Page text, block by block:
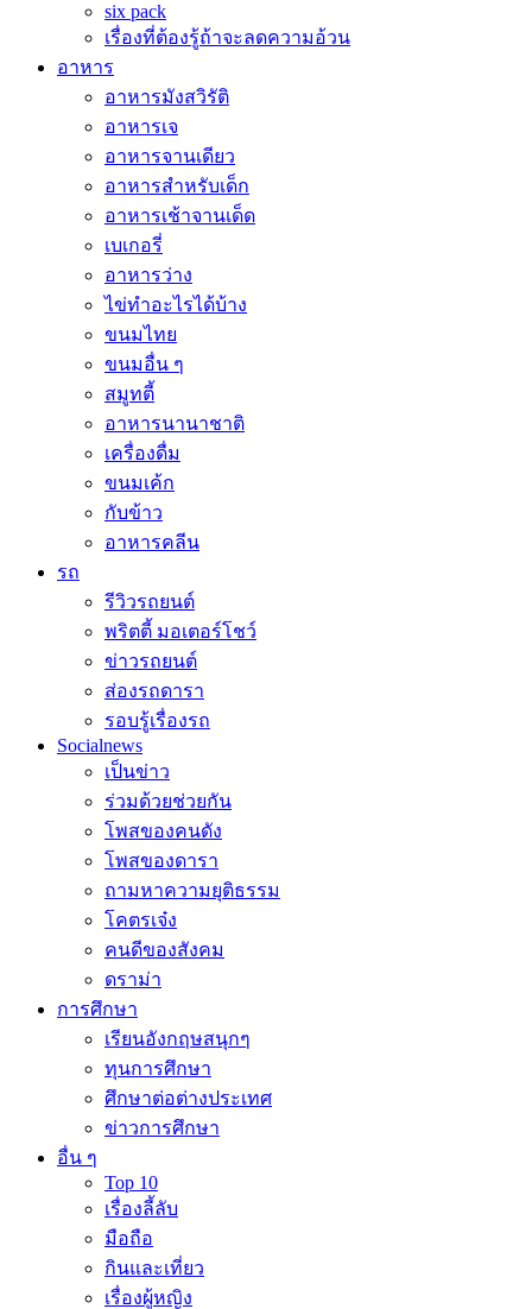
six pack
เรื่องที่ต้องรู้ถ้าจะลดความอ้วน
อาหาร
อาหารมังสวิรัติ
อาหารเจ
อาหารจานเดียว
อาหารสำหรับเด็ก
อาหารเช้าจานเด็ด
เบเกอรี่
อาหารว่าง
ไข่ทำอะไรได้บ้าง
ขนมไทย
ขนมอื่น ๆ
สมูทตี้
อาหารนานาชาติ
เครื่องดื่ม
ขนมเค้ก
กับข้าว
อาหารคลีน
รถ
รีวิวรถยนต์
พริตตี้ มอเตอร์โชว์
ข่าวรถยนต์
ส่องรถดารา
รอบรู้เรื่องรถ
Socialnews
เป็นข่าว
ร่วมด้วยช่วยกัน
โพสของคนดัง
โพสของดารา
ถามหาความยุติธรรม
โคตรเจ๋ง
คนดีของสังคม
ดราม่า
การศึกษา
เรียนอังกฤษสนุกๆ
ทุนการศึกษา
ศึกษาต่อต่างประเทศ
ข่าวการศึกษา
อื่น ๆ
Top 10
เรื่องลี้ลับ
มือถือ
กินและเที่ยว
เรื่องผู้หญิง